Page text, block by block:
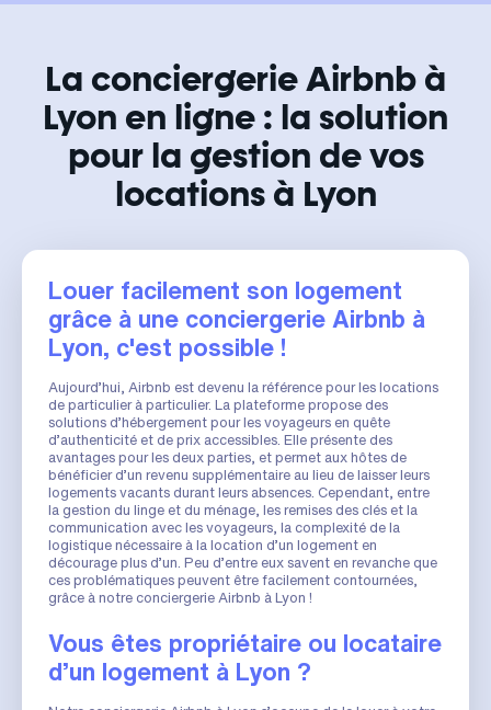
La conciergerie Airbnb à
Lyon en ligne : la solution
pour la gestion de vos
locations à Lyon
Louer facilement son logement
grâce à une conciergerie Airbnb à
Lyon, c'est possible !
Aujourd’hui, Airbnb est devenu la référence pour les locations
de particulier à particulier. La plateforme propose des
solutions d’hébergement pour les voyageurs en quête
d’authenticité et de prix accessibles. Elle présente des
avantages pour les deux parties, et permet aux hôtes de
bénéficier d’un revenu supplémentaire au lieu de laisser leurs
logements vacants durant leurs absences. Cependant, entre
la gestion du linge et du ménage, les remises des clés et la
communication avec les voyageurs, la complexité de la
logistique nécessaire à la location d’un logement en
décourage plus d’un. Peu d’entre eux savent en revanche que
ces problématiques peuvent être facilement contournées,
grâce à notre conciergerie Airbnb à Lyon !
Vous êtes propriétaire ou locataire
d’un logement à Lyon ?